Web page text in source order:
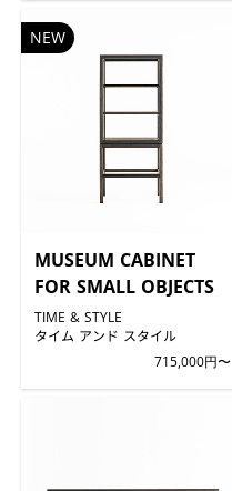
MUSEUM CABINET
FOR SMALL OBJECTS
TIME & STYLE
タイム アンド スタイル
715,000円〜
NEW